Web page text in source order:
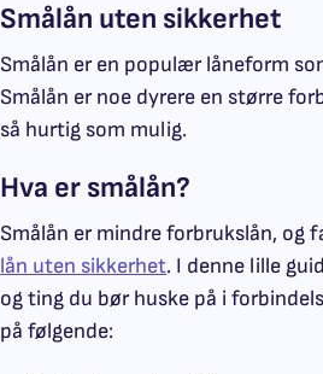
Smålån uten sikkerhet
Smålån er en populær låneform
Smålån er noe dyrere en større
så hurtig som mulig.
Hva er smålån?
Smålån er mindre forbrukslån, og
lån uten sikkerhet. I denne lille
og ting du bør huske på i
på følgende: